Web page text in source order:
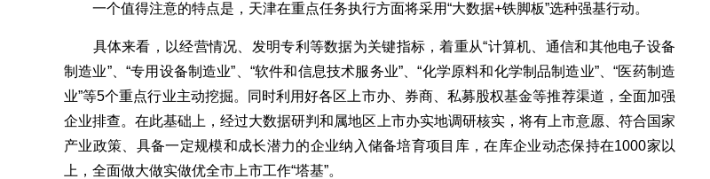
一个值得注意的特点是，天津在重点任务执行方面将采用“大数据+铁脚板”选种强基行动。
具体来看，以经营情况、发明专利等数据为关键指标，着重从“计算机、通信和其他电子设备
制造业”、“专用设备制造业”、“软件和信息技术服务业”、“化学原料和化学制品制造业”、“医药制造
业”等5个重点行业主动挖掘。同时利用好各区上市办、券商、私募股权基金等推荐渠道，全面加强
企业排查。在此基础上，经过大数据研判和属地区上市办实地调研核实，将有上市意愿、符合国家
产业政策、具备一定规模和成长潜力的企业纳入储备培育项目库，在库企业动态保持在1000家以
上，全面做大做实做优全市上市工作“塔基”。